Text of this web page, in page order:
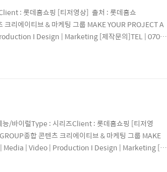
: 롯데홈쇼핑 [티저영상] 출처 : 롯데홈쇼
리에이티브 & 마케팅 그룹 MAKE YOUR PROJECT A
I Design | Marketing [제작문의]TEL | 070-
| project_plus_officialE-mail
/바이럴Type : 시리즈Client : 롯데홈쇼핑 [티저영
종합 콘텐츠 크리에이티브 & 마케팅 그룹 MAKE
| Media | Video | Production I Design | Marketing [제
@project_plusInstagram